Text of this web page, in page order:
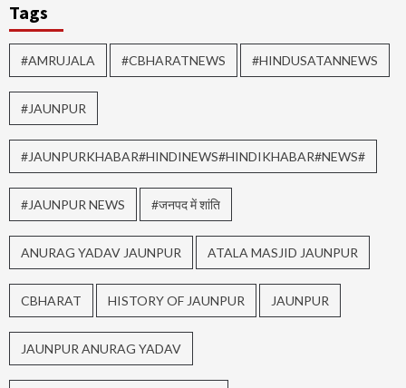
Tags
#AMRUJALA #CBHARATNEWS #HINDUSATANNEWS
#JAUNPUR
#JAUNPURKHABAR#HINDINEWS#HINDIKHABAR#NEWS#
#JAUNPUR NEWS #जनपद में शांति
ANURAG YADAV JAUNPUR ATALA MASJID JAUNPUR
CBHARAT HISTORY OF JAUNPUR JAUNPUR
JAUNPUR ANURAG YADAV